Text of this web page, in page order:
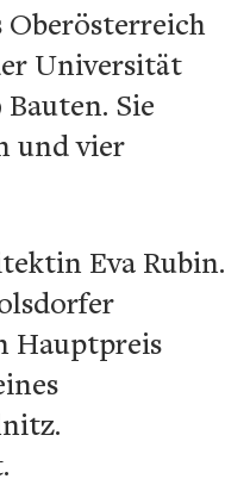
Universität
Sie
und vier
Eva Rubin.
Hauptpreis